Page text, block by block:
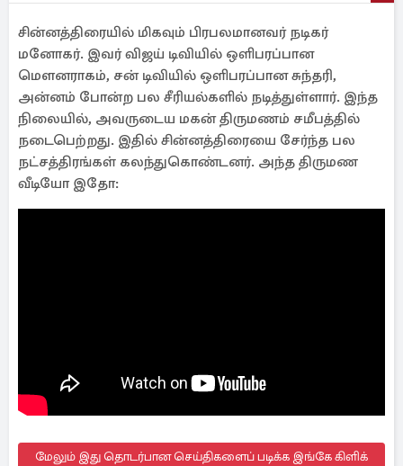
சின்னத்திரையில் மிகவும் பிரபலமானவர் நடிகர்
மனோகர். இவர் விஜய் டிவியில் ஒளிபரப்பான
மௌனராகம், சன் டிவியில் ஒளிபரப்பான சுந்தரி,
அன்னம் போன்ற பல சீரியல்களில் நடித்துள்ளார். இந்த
நிலையில், அவருடைய மகன் திருமணம் சமீபத்தில்
நடைபெற்றது. இதில் சின்னத்திரையை சேர்ந்த பல
நட்சத்திரங்கள் கலந்துகொண்டனர். அந்த திருமண
வீடியோ இதோ:
மேலும் இது தொடர்பான செய்திகளைப் படிக்க இங்கே கிளிக்